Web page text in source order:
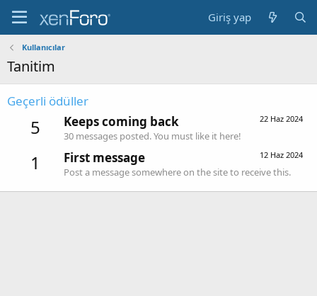
Giriş yap
Kullanıcılar
Tanitim
Geçerli ödüller
5 22 Haz 2024
Keeps coming back
30 messages posted. You must like it here!
1 12 Haz 2024
First message
Post a message somewhere on the site to receive this.